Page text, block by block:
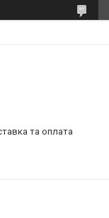
та оплата